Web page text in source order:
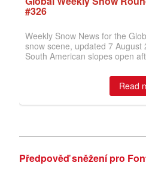
Předpověď sněžení pro